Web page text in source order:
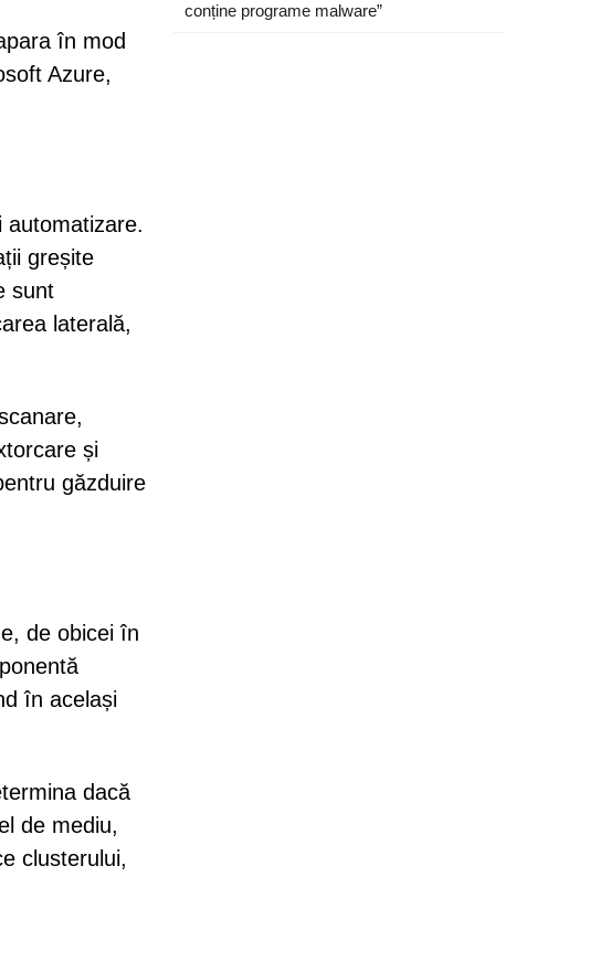
în mod
Azure,
automatizare.
greșite
sunt
laterală,
și
găzduire
de obicei în
în același
dacă
de mediu,
clusterului,
conține programe malware”